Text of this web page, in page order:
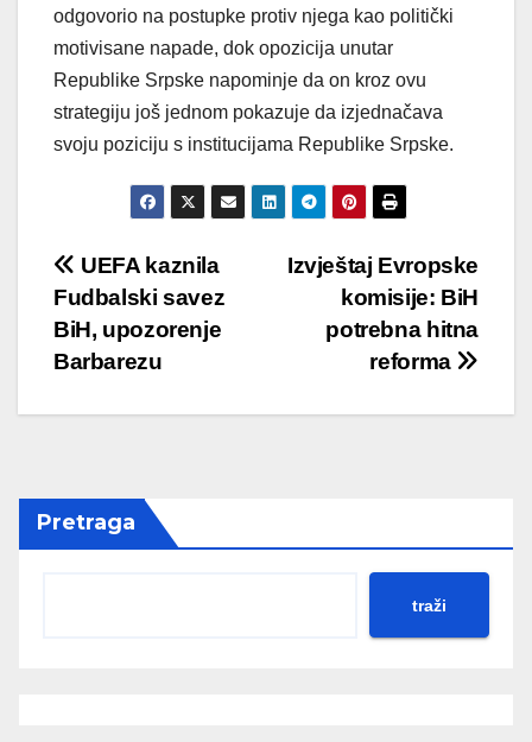
odgovorio na postupke protiv njega kao politički
motivisane napade, dok opozicija unutar
Republike Srpske napominje da on kroz ovu
strategiju još jednom pokazuje da izjednačava
svoju poziciju s institucijama Republike Srpske.
Post
navigation
Izvještaj Evropske
komisije: BiH
potrebna hitna
reforma
UEFA kaznila
Fudbalski savez
BiH, upozorenje
Barbarezu
Pretraga
traži